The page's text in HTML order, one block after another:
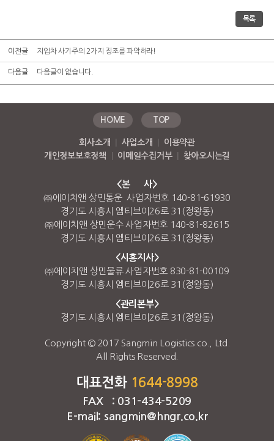
목록
이전글 지입차 사기주의 2가지 징조를 파악하라!
다음글 다음글이 없습니다.
HOME TOP
회사소개 사업소개
이용약관
개인정보보호정책
이메일수집거부 찾아오시는길
<본 사>
㈜에이치앤 상민통운 사업자번호 140-81-61930
경기도 시흥시 엠티브이26로 31(정왕동)
㈜에이치앤 상민운수 사업자번호 140-81-82615
경기도 시흥시 엠티브이26로 31(정왕동)
<시흥지사>
㈜에이치앤 상민물류 사업자번호 830-81-00109
경기도 시흥시 엠티브이26로 31(정왕동)
<관리본부>
경기도 시흥시 엠티브이26로 31(정왕동)
Copyright © 2017 Sangmin Logistics co., Ltd.
All Rights Reserved.
대표전화 1644-8998
FAX : 031-434-5209
E-mail: sangmin@hngr.co.kr